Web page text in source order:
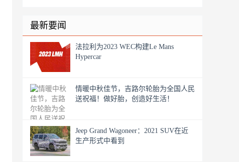
最新要闻
法拉利为2023 WEC构建Le Mans
Hypercar
情暖中秋佳节，吉路尔轮胎为全国人民
送祝福！做好胎，创造好生活！
Jeep Grand Wagoneer：2021 SUV在近
生产形式中看到